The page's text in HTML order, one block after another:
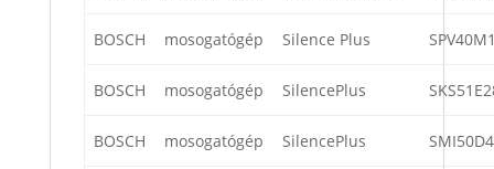
BOSCH mosogatógép Silence Plus
BOSCH mosogatógép SilencePlus
BOSCH mosogatógép SilencePlus